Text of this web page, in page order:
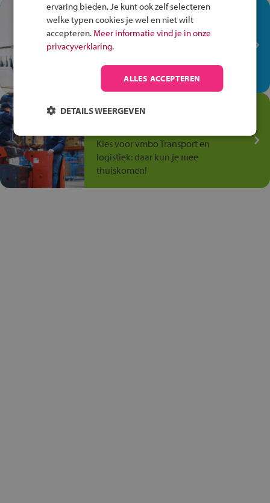
In de winkel ben je op je
plek!
Ontdek via het vmbo jouw talent
anders is!
Jouw talent in de
Kies voor vmbo Transport en
logistiek: daar kun je mee
thuiskomen!
ervaring bieden. Je kunt ook zelf selecteren
welke typen cookies je wel en niet wilt
accepteren. Meer informatie vind je in onze
privacyverklaring.
ALLES ACCEPTEREN
DETAILS WEERGEVEN